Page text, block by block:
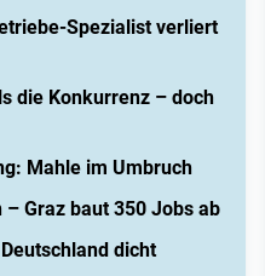
Spezialist verliert
die Konkurrenz – doch
Mahle im Umbruch
Graz baut 350 Jobs ab
dicht